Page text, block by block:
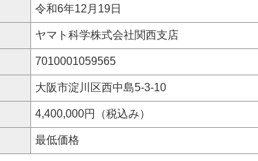
令和6年12月19日
ヤマト科学株式会社関西支店
7010001059565
大阪市淀川区西中島5-3-10
4,400,000円（税込み）
最低価格